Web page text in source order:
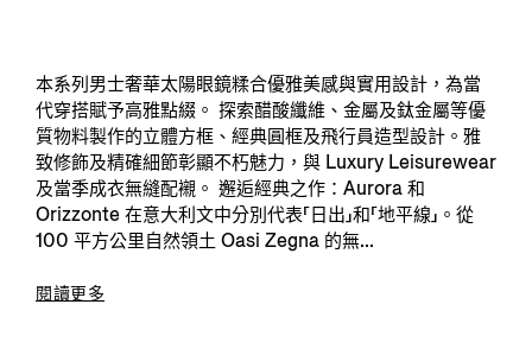
本系列男士奢華太陽眼鏡糅合優雅美感與實用設計，為當
代穿搭賦予高雅點綴。 探索醋酸纖維、金屬及鈦金屬等優
質物料製作的立體方框、經典圓框及飛行員造型設計。雅
致修飾及精確細節彰顯不朽魅力，與 Luxury Leisurewear
及當季成衣無縫配襯。 邂逅經典之作：Aurora 和
Orizzonte 在意大利文中分別代表「日出」和「地平線」。從
100 平方公里自然領土 Oasi Zegna 的無...
閱讀更多